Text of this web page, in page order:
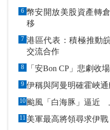
6 幣安開放美股資產轉
移
7 港區代表：積極推動
交流合作
8 「安Bon CP」悲劇收
9 伊稱與阿曼明確霍峽
10 颱風「白海豚」逼近
11 美軍最高將領尋求伊戰